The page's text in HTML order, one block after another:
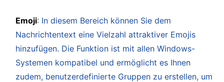
Emoji: In diesem Bereich können Sie dem
Nachrichtentext eine Vielzahl attraktiver Emojis
hinzufügen. Die Funktion ist mit allen Windows-
Systemen kompatibel und ermöglicht es Ihnen
zudem, benutzerdefinierte Gruppen zu erstellen, um